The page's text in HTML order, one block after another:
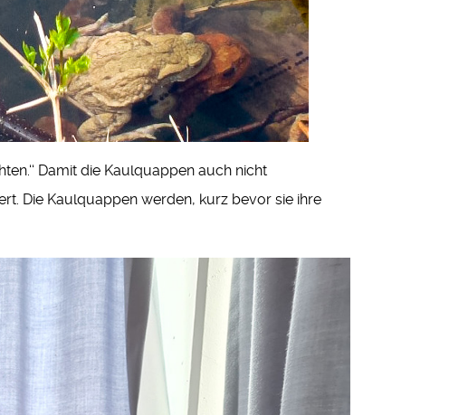
Damit die Kaulquappen auch nicht
Die Kaulquappen werden, kurz bevor sie ihre